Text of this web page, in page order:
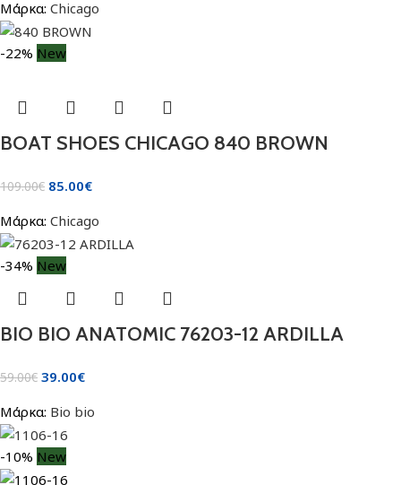
Μάρκα: Chicago
-22% New
BOAT SHOES CHICAGO 840 BROWN
109.00€ 85.00€
Μάρκα: Chicago
-34% New
BIO BIO ANATOMIC 76203-12 ARDILLA
59.00€ 39.00€
Μάρκα: Bio bio
-10% New